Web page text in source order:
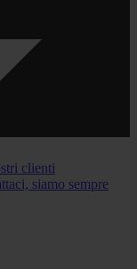
clienti
siamo sempre